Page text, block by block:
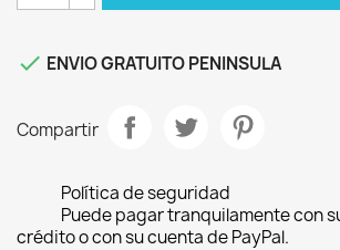
 ENVIO GRATUITO PENINSULA
Compartir
Política de seguridad
Puede pagar tranquilamente con
crédito o con su cuenta de PayPal.